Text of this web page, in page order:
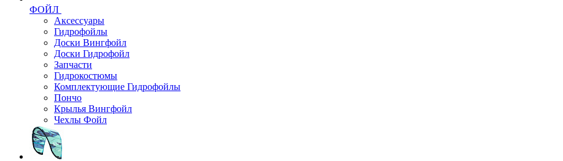
ФОЙЛ
Аксессуары
Гидрофойлы
Доски Вингфойл
Доски Гидрофойл
Запчасти
Гидрокостюмы
Комплектующие Гидрофойлы
Пончо
Крылья Вингфойл
Чехлы Фойл